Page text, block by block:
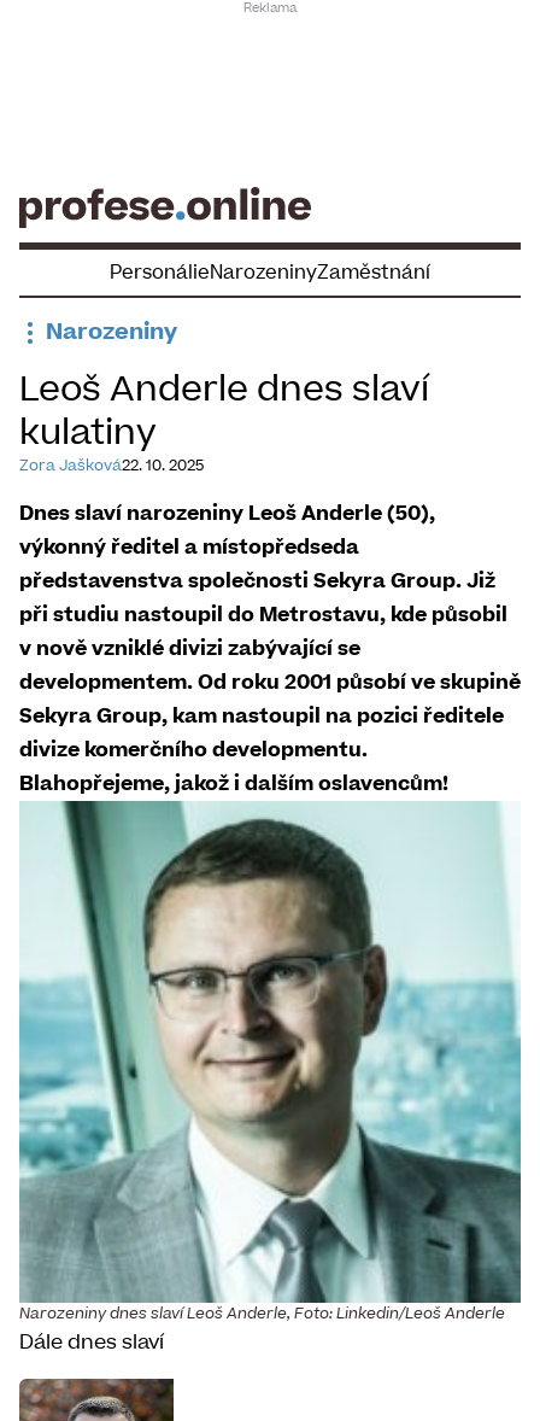
PersonálieNarozeninyZaměstnání
Narozeniny
Leoš Anderle dnes slaví
kulatiny
Zora Jašková22. 10. 2025
Dnes slaví narozeniny Leoš Anderle (50),
výkonný ředitel a místopředseda
představenstva společnosti Sekyra Group. Již
při studiu nastoupil do Metrostavu, kde působil
v nově vzniklé divizi zabývající se
developmentem. Od roku 2001 působí ve skupině
Sekyra Group, kam nastoupil na pozici ředitele
divize komerčního developmentu.
Blahopřejeme, jakož i dalším oslavencům!
Narozeniny dnes slaví Leoš Anderle, Foto: Linkedin/Leoš Anderle
Dále dnes slaví